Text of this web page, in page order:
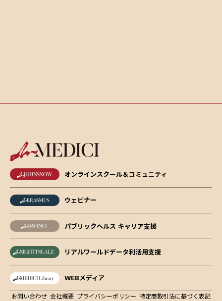
オンラインスクール＆コミュニティ
ウェビナー
パブリックヘルス キャリア支援
リアルワールドデータ利活用支援
WEBメディア
お問い合わせ 会社概要 プライバシーポリシー 特定商取引法に基づく表記